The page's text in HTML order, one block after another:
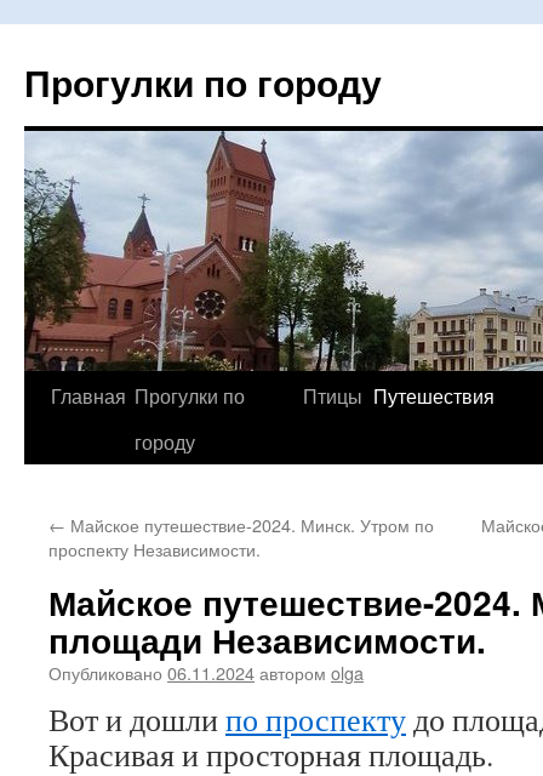
Прогулки по городу
Перейти
Главная Прогулки по
городу
Птицы Путешествия
← Майское путешествие-2024. Минск. Утром по
проспекту Независимости.
Майское путешествие-2024.
площади Независимости.
Опубликовано 06.11.2024автором olga
Вот и дошлипо проспектудо
Красивая и просторная площадь.